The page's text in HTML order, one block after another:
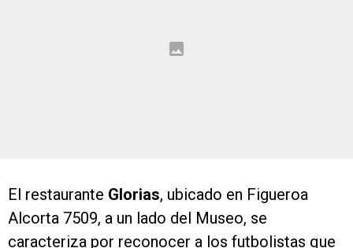
El restaurante Glorias, ubicado en Figueroa
Alcorta 7509, a un lado del Museo, se
caracteriza por reconocer a los futbolistas que